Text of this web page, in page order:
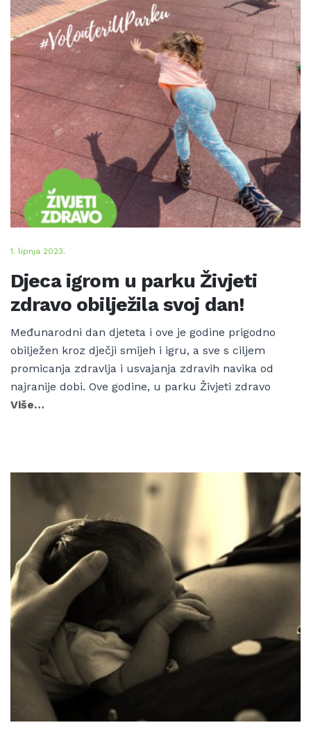
1. lipnja 2023.
Djeca igrom u parku Živjeti
zdravo obilježila svoj dan!
Međunarodni dan djeteta i ove je godine prigodno
obilježen kroz dječji smijeh i igru, a sve s ciljem
promicanja zdravlja i usvajanja zdravih navika od
najranije dobi. Ove godine, u parku Živjeti zdravo
Više…